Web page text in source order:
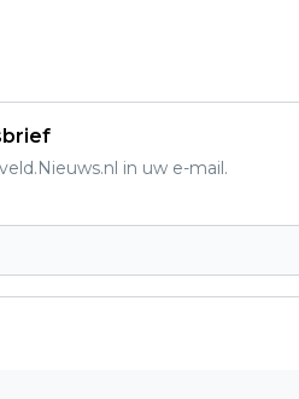
in uw e-mail.